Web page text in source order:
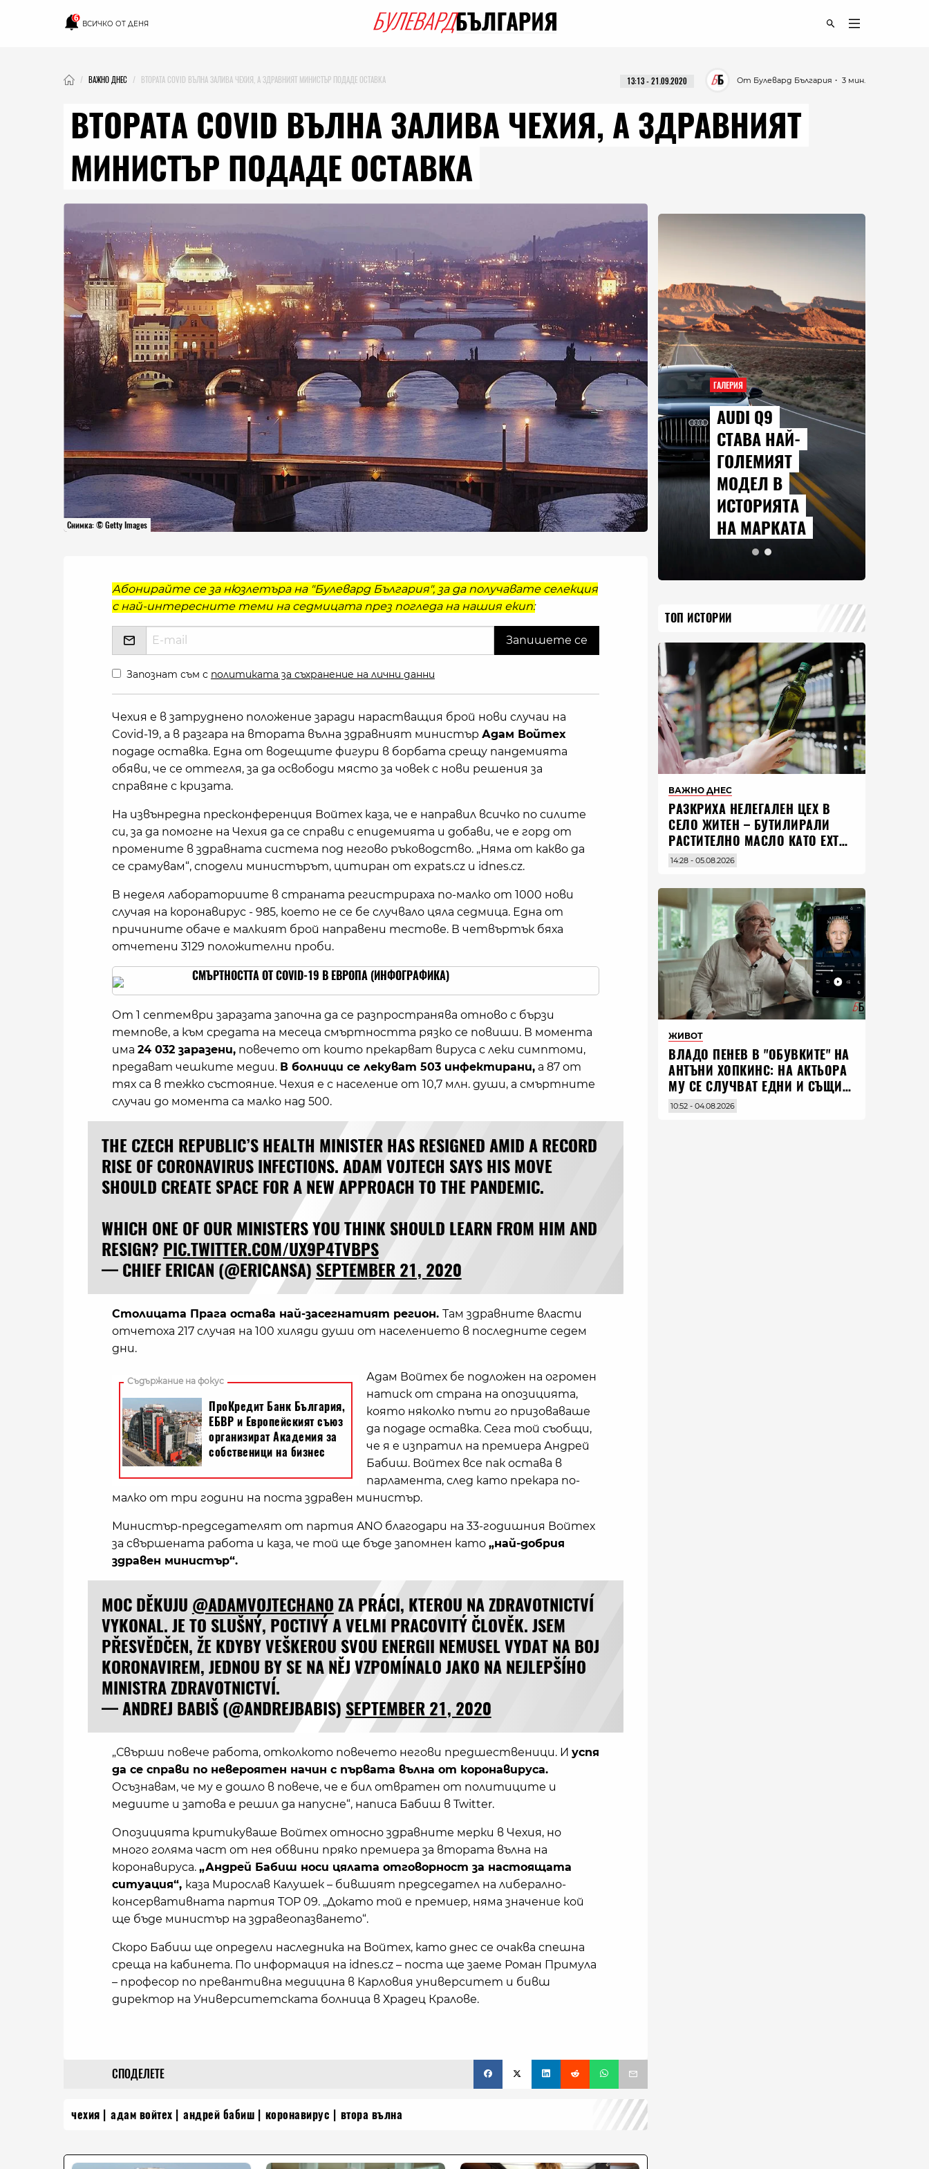
6
ВСИЧКО ОТ ДЕНЯ
ВАЖНО ДНЕС ВТОРАТА COVID ВЪЛНА ЗАЛИВА ЧЕХИЯ, А ЗДРАВНИЯТ МИНИСТЪР ПОДАДЕ ОСТАВКА ・ 3 мин.
От Булевард България
13:13 - 21.09.2020
ВТОРАТА COVID ВЪЛНА ЗАЛИВА ЧЕХИЯ, А ЗДРАВНИЯТ
МИНИСТЪР ПОДАДЕ ОСТАВКА
Снимка: © Getty Images
Абонирайте се за нюзлетъра на "Булевард България", за да получавате селекция
с най-интересните теми на седмицата през погледа на нашия екип:
Запознат съм с политиката за съхранение на лични данни
Чехия е в затруднено положение заради нарастващия брой нови случаи на
Covid-19, а в разгара на втората вълна здравният министър Адам Войтех
подаде оставка. Една от водещите фигури в борбата срещу пандемията
обяви, че се оттегля, за да освободи място за човек с нови решения за
справяне с кризата.
На извънредна пресконференция Войтех каза, че е направил всичко по силите
си, за да помогне на Чехия да се справи с епидемията и добави, че е горд от
промените в здравната система под негово ръководство. „Няма от какво да
се срамувам“, сподели министърът, цитиран от expats.cz и idnes.cz.
В неделя лабораториите в страната регистрираха по-малко от 1000 нови
случая на коронавирус - 985, което не се бе случвало цяла седмица. Една от
причините обаче е малкият брой направени тестове. В четвъртък бяха
отчетени 3129 положителни проби.
СМЪРТНОСТТА ОТ COVID-19 В ЕВРОПА (ИНФОГРАФИКА)
От 1 септември заразата започна да се разпространява отново с бързи
темпове, а към средата на месеца смъртността рязко се повиши. В момента
има 24 032 заразени, повечето от които прекарват вируса с леки симптоми,
предават чешките медии. В болници се лекуват 503 инфектирани, а 87 от
тях са в тежко състояние. Чехия е с население от 10,7 млн. души, а смъртните
случаи до момента са малко над 500.
THE CZECH REPUBLIC’S HEALTH MINISTER HAS RESIGNED AMID A RECORD
RISE OF CORONAVIRUS INFECTIONS. ADAM VOJTECH SAYS HIS MOVE
SHOULD CREATE SPACE FOR A NEW APPROACH TO THE PANDEMIC.
WHICH ONE OF OUR MINISTERS YOU THINK SHOULD LEARN FROM HIM AND
RESIGN? PIC.TWITTER.COM/UX9P4TVBPS
— CHIEF ERICAN (@ERICANSA) SEPTEMBER 21, 2020
Столицата Прага остава най-засегнатият регион. Там здравните власти
отчетоха 217 случая на 100 хиляди души от населението в последните седем
дни.
Адам Войтех бе подложен на огромен
натиск от страна на опозицията,
която няколко пъти го призоваваше
да подаде оставка. Сега той съобщи,
че я е изпратил на премиера Андрей
Бабиш. Войтех все пак остава в
парламента, след като прекара по-
малко от три години на поста здравен министър.
Министър-председателят от партия ANO благодари на 33-годишния Войтех
за свършената работа и каза, че той ще бъде запомнен като „най-добрия
здравен министър“.
MOC DĚKUJU @ADAMVOJTECHANO ZA PRÁCI, KTEROU NA ZDRAVOTNICTVÍ
VYKONAL. JE TO SLUŠNÝ, POCTIVÝ A VELMI PRACOVITÝ ČLOVĚK. JSEM
PŘESVĚDČEN, ŽE KDYBY VEŠKEROU SVOU ENERGII NEMUSEL VYDAT NA BOJ
KORONAVIREM, JEDNOU BY SE NA NĚJ VZPOMÍNALO JAKO NA NEJLEPŠÍHO
MINISTRA ZDRAVOTNICTVÍ.
— ANDREJ BABIŠ (@ANDREJBABIS) SEPTEMBER 21, 2020
„Свърши повече работа, отколкото повечето негови предшественици. И успя
да се справи по невероятен начин с първата вълна от коронавируса.
Осъзнавам, че му е дошло в повече, че е бил отвратен от политиците и
медиите и затова е решил да напусне“, написа Бабиш в Twitter.
Опозицията критикуваше Войтех относно здравните мерки в Чехия, но
много голяма част от нея обвини пряко премиера за втората вълна на
коронавируса. „Андрей Бабиш носи цялата отговорност за настоящата
ситуация“, каза Мирослав Калушек – бившият председател на либерално-
консервативната партия TOP 09. „Докато той е премиер, няма значение кой
ще бъде министър на здравеопазването“.
Скоро Бабиш ще определи наследника на Войтех, като днес се очаква спешна
среща на кабинета. По информация на idnes.cz – поста ще заеме Роман Примула
– професор по превантивна медицина в Карловия университет и бивш
директор на Университетската болница в Храдец Кралове.
СПОДЕЛЕТЕ
чехия адам войтех андрей бабиш коронавирус втора вълна
ГАЛЕРИЯ
AUDI Q9
СТАВА НАЙ-
ГОЛЕМИЯТ
МОДЕЛ В
ИСТОРИЯТА
НА МАРКАТА
ТОП ИСТОРИИ
ВАЖНО ДНЕС
РАЗКРИХА НЕЛЕГАЛЕН ЦЕХ В
СЕЛО ЖИТЕН – БУТИЛИРАЛИ
РАСТИТЕЛНО МАСЛО КАТО EXTRA
VIRGIN ЗЕХТИН
14:28 - 05.08.2026
ЖИВОТ
ВЛАДO ПЕНЕВ В "ОБУВКИТЕ" НА
АНТЪНИ ХОПКИНС: НА АКТЬОРА
МУ СЕ СЛУЧВАТ ЕДНИ И СЪЩИ
НЕЩА ПО ЦЕЛИЯ СВЯТ
10:52 - 04.08.2026